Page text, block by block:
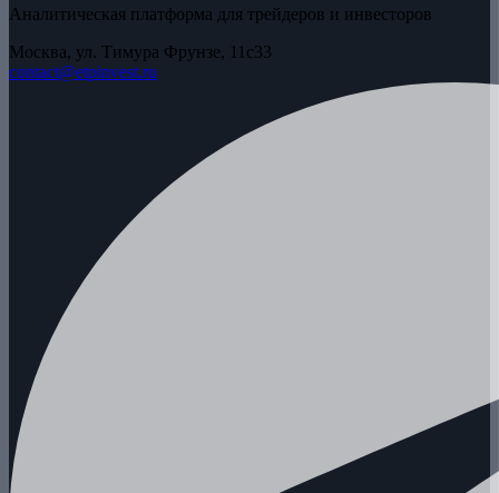
Аналитическая платформа для трейдеров и инвесторов
Москва, ул. Тимура Фрунзе, 11с33
contact@etpinvest.ru